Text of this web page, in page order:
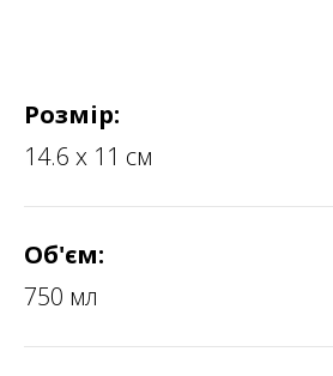
Розмір:
14.6 х 11 см
Об'єм:
750 мл